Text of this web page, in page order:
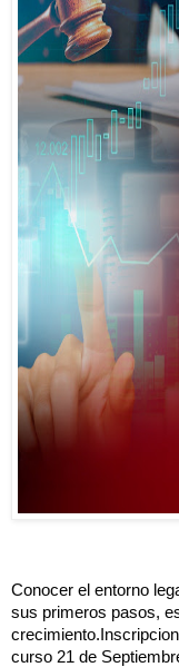
Conocer el entorno
sus primeros pasos,
crecimiento.
curso 21 de